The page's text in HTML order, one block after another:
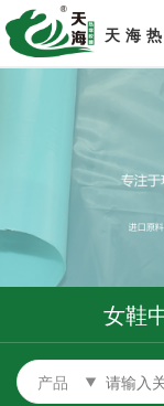
天海
女鞋
产品